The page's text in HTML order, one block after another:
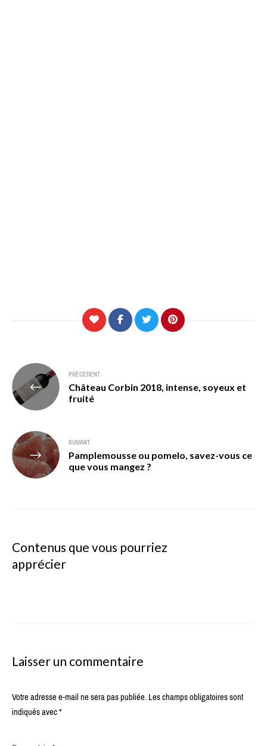
Navigation
de
l’article
PRÉCÉDENT
Château Corbin 2018, intense, soyeux et
fruité
SUIVANT
Pamplemousse ou pomelo, savez-vous ce
que vous mangez ?
Contenus que vous pourriez
apprécier
Laisser un commentaire
Votre adresse e-mail ne sera pas publiée.Les champs obligatoires sont
indiqués avec*